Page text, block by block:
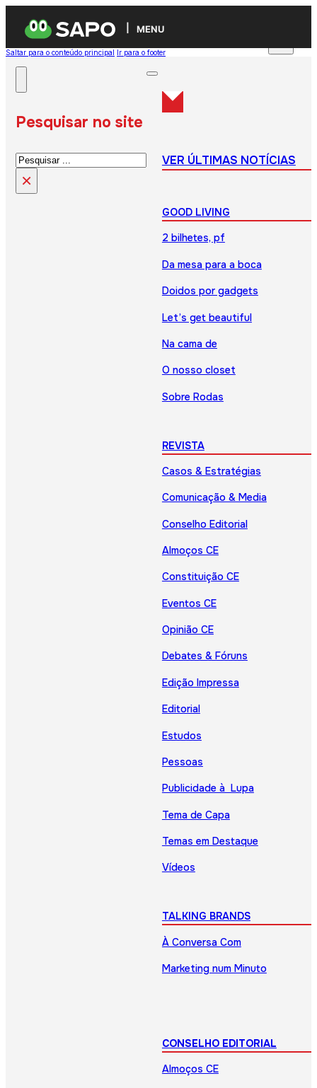
MENU
Saltar para o conteúdo principal Ir para o footer
Pesquisar no site
Pesquisar
×
VER ÚLTIMAS NOTÍCIAS
GOOD LIVING
2 bilhetes, pf
Da mesa para a boca
Doidos por gadgets
Let’s get beautiful
Na cama de
O nosso closet
Sobre Rodas
REVISTA
Casos & Estratégias
Comunicação & Media
Conselho Editorial
Almoços CE
Constituição CE
Eventos CE
Opinião CE
Debates & Fóruns
Edição Impressa
Editorial
Estudos
Pessoas
Publicidade à Lupa
Tema de Capa
Temas em Destaque
Vídeos
TALKING BRANDS
À Conversa Com
Marketing num Minuto
CONSELHO EDITORIAL
Almoços CE